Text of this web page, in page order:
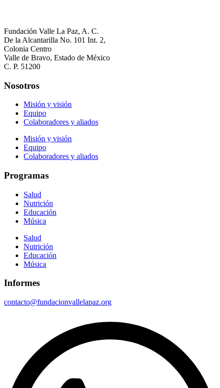
Fundación Valle La Paz, A. C.
De la Alcantarilla No. 101 Int. 2,
Colonia Centro
Valle de Bravo, Estado de México
C. P. 51200
Nosotros
Misión y visión
Equipo
Colaboradores y aliados
Misión y visión
Equipo
Colaboradores y aliados
Programas
Salud
Nutrición
Educación
Música
Salud
Nutrición
Educación
Música
Informes
contacto@fundacionvallelapaz.org